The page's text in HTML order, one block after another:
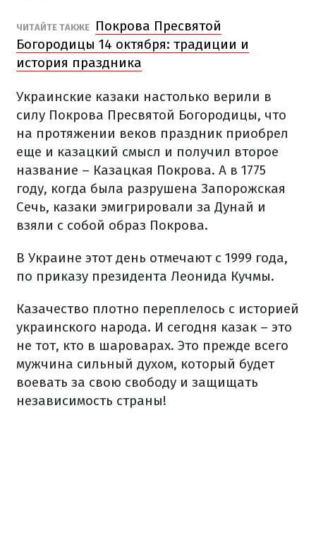
ЧИТАЙТЕ ТАКЖЕ
Покрова Пресвятой
Богородицы 14 октября: традиции и
история праздника
Украинские казаки настолько верили в
силу Покрова Пресвятой Богородицы, что
на протяжении веков праздник приобрел
еще и казацкий смысл и получил второе
название – Казацкая Покрова. А в 1775
году, когда была разрушена Запорожская
Сечь, казаки эмигрировали за Дунай и
взяли с собой образ Покрова.
В Украине этот день отмечают с 1999 года,
по приказу президента Леонида Кучмы.
Казачество плотно переплелось с историей
украинского народа. И сегодня казак – это
не тот, кто в шароварах. Это прежде всего
мужчина сильный духом, который будет
воевать за свою свободу и защищать
независимость страны!